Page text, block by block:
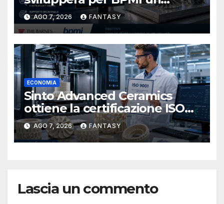
database per la stampa 3D
metallica destinata alla filiera
navale statunitense
AGO 7, 2026 FANTASY
ECONOMIA
Sinto Advanced Ceramics
ottiene la certificazione ISO
9001 per la stampa 3D di
ceramiche tecniche
AGO 7, 2026 FANTASY
Lascia un commento